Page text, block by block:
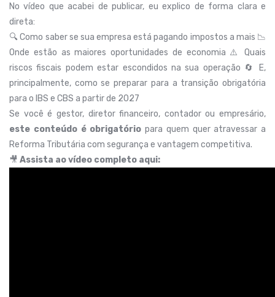
No vídeo que acabei de publicar, eu explico de forma clara e
direta:
🔍 Como saber se sua empresa está pagando impostos a mais 📉
Onde estão as maiores oportunidades de economia ⚠️ Quais
riscos fiscais podem estar escondidos na sua operação 🔄 E,
principalmente, como se preparar para a transição obrigatória
para o IBS e CBS a partir de 2027
Se você é gestor, diretor financeiro, contador ou empresário,
este conteúdo é obrigatório para quem quer atravessar a
Reforma Tributária com segurança e vantagem competitiva.
🎥 Assista ao vídeo completo aqui: